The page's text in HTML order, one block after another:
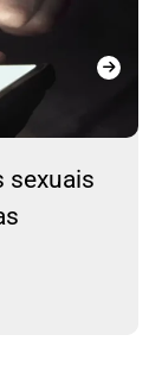
sexuais